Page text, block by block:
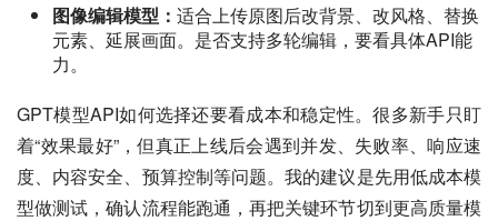
图像编辑模型： 适合上传原图后改背景、改风格、替换
元素、延展画面。是否支持多轮编辑，要看具体API能
力。
GPT模型API如何选择还要看成本和稳定性。很多新手只盯
着“效果最好”，但真正上线后会遇到并发、失败率、响应速
度、内容安全、预算控制等问题。我的建议是先用低成本模
型做测试，确认流程能跑通，再把关键环节切到更高质量模